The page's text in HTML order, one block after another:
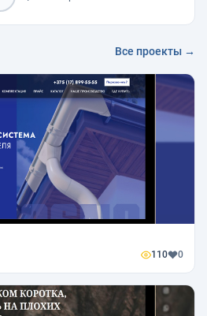
Все проекты →
110 0